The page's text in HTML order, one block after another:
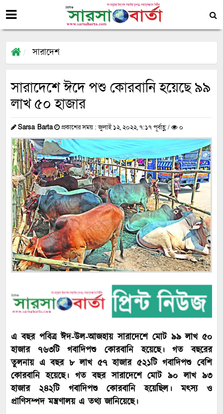
সারাদেশ
সারাদেশে ঈদে পশু কোরবানি হয়েছে ৯৯
লাখ ৫০ হাজার
Sarsa Barta প্রকাশের সময় : জুলাই ১২, ২০২২, ৭:১৭ পূর্বাহ্ণ / ০
এ বছর পবিত্র ঈদ-উল-আজহায় সারাদেশে মোট ৯৯ লাখ ৫০
হাজার ৭৬৩টি গবাদিপশু কোরবানি হয়েছে। গত বছরের
তুলনায় এ বছর ৮ লাখ ৫৭ হাজার ৫২১টি গবাদিপশু বেশি
কোরবানি হয়েছে। গত বছর সারাদেশে মোট ৯০ লাখ ৯৩
হাজার ২৪২টি গবাদিপশু কোরবানি হয়েছিল। মৎস্য ও
প্রাণিসম্পদ মন্ত্রণালয় এ তথ্য জানিয়েছে।